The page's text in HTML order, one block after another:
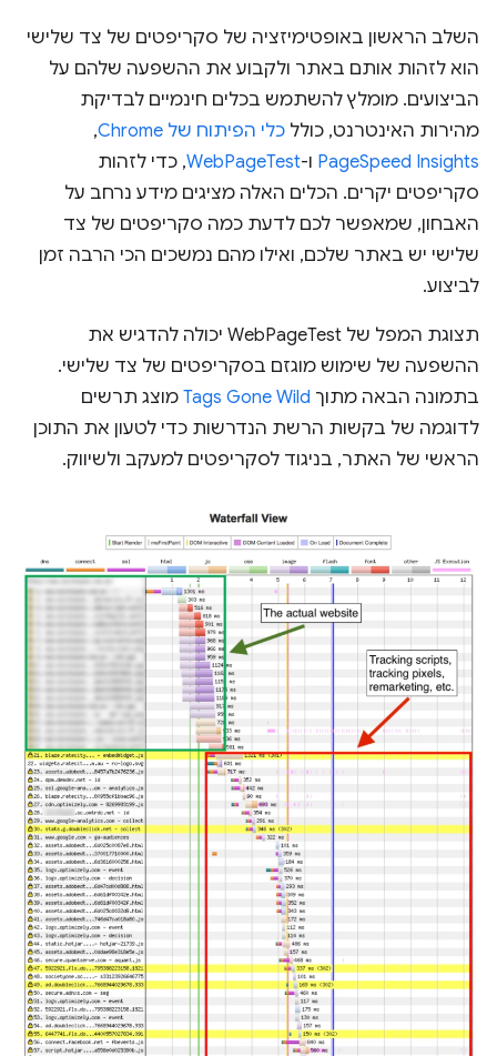
השלב הראשון באופטימיזציה של סקריפטים של צד שלישי
הוא לזהות אותם באתר ולקבוע את ההשפעה שלהם על
הביצועים. מומלץ להשתמש בכלים חינמיים לבדיקת
מהירות האינטרנט, כולל כלי הפיתוח של Chrome
,‏
PageSpeed Insights ו-WebPageTest, כדי לזהות
סקריפטים יקרים. הכלים האלה מציגים מידע נרחב על
האבחון, שמאפשר לכם לדעת כמה סקריפטים של צד
שלישי יש באתר שלכם, ואילו מהם נמשכים הכי הרבה זמן
לביצוע.
תצוגת המפל של WebPageTest יכולה להדגיש את
ההשפעה של שימוש מוגזם בסקריפטים של צד שלישי.
בתמונה הבאה מתוך Tags Gone Wild מוצג תרשים
לדוגמה של בקשות הרשת הנדרשות כדי לטעון את התוכן
הראשי של האתר, בניגוד לסקריפטים למעקב ולשיווק.